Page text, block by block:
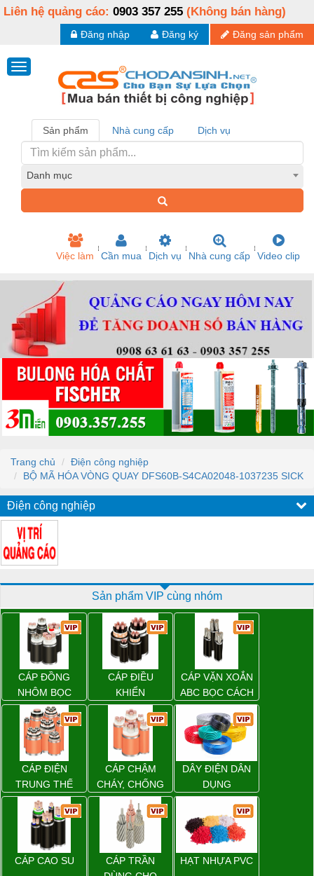
Liên hệ quảng cáo: 0903 357 255 (Không bán hàng)
Đăng sản phẩm
Đăng ký
Đăng nhập
Sản phẩm Nhà cung cấp Dịch vụ
Danh mục
Việc làm Cần mua Dịch vụ Nhà cung cấp Video clip
Trang chủ
Điện công nghiệp
BỘ MÃ HÓA VÒNG QUAY DFS60B-S4CA02048-1037235 SICK
Điện công nghiệp
Sản phẩm VIP cùng nhóm
CÁP ĐỒNG
NHÔM BỌC
CÁP ĐIỀU
KHIỂN
CÁP VẶN XOẮN
ABC BỌC CÁCH
ĐIỆN XLPE
CÁP ĐIỆN
TRUNG THẾ
CÁP CHẬM
CHÁY, CHỐNG
CHÁY
DÂY ĐIỆN DÂN
DỤNG
CÁP CAO SU
CÁP TRẦN
HẠT NHỰA PVC